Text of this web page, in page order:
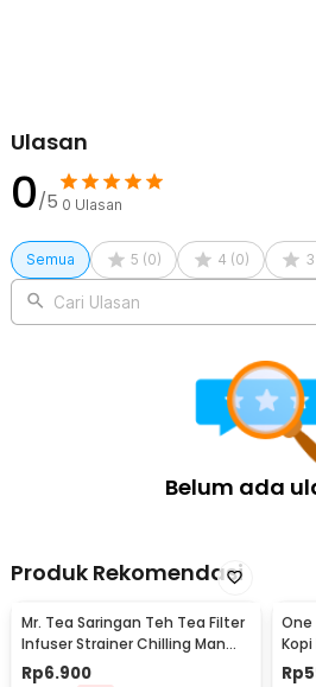
Ulasan
0/5 0 Ulasan
Semua 5 (0) 4 (0) 3
Cari Ulasan
Belum ada
Produk Rekomendasi
Mr. Tea Saringan Teh Tea Filter
Infuser Strainer Chilling Man
Silicon - MR03
Rp6.900
One
Rp